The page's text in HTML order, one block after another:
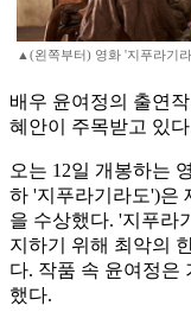
▲(왼쪽부터) 영화 '지푸라기
배우 윤여정의 출연
혜안이 주목받고 있
오는 12일 개봉하는
하 '지푸라기라도')은
을 수상했다. '지푸라
지하기 위해 최악의
다. 작품 속 윤여정은
했다.